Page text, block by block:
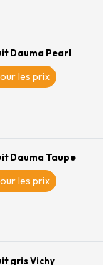
Dauma Pearl
les prix
Dauma Taupe
les prix
gris Vichy